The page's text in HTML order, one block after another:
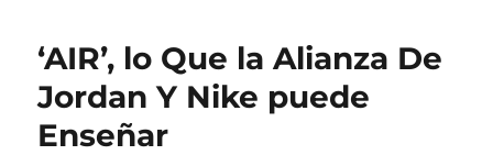
‘AIR’, lo Que la Alianza De
Jordan Y Nike puede
Enseñar